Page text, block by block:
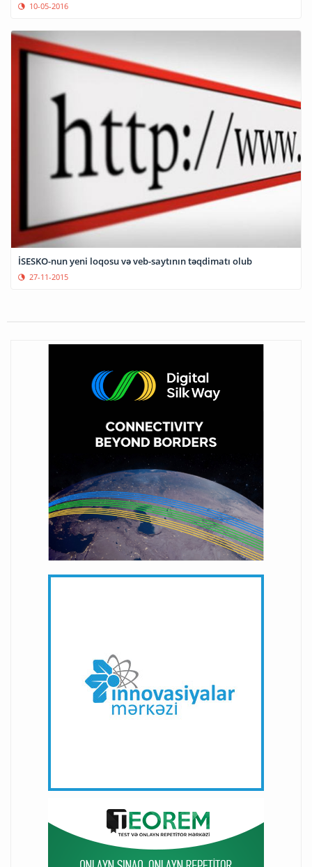
10-05-2016
İSESKO-nun yeni loqosu və veb-saytının təqdimatı olub
27-11-2015